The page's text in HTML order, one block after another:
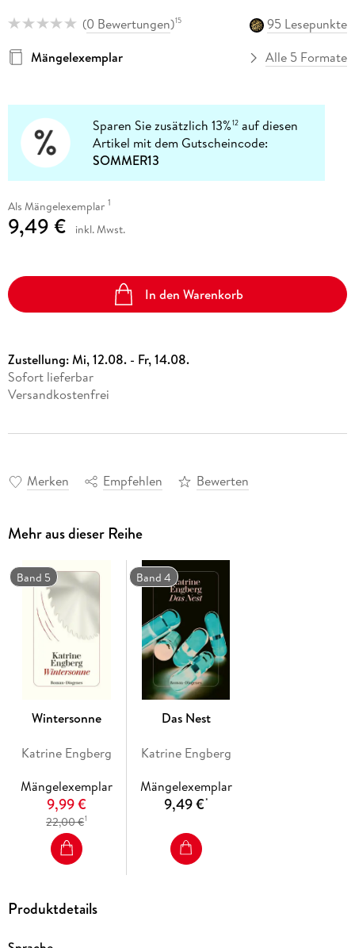
(0 Bewertungen)15
95 Lesepunkte
Mängelexemplar
Alle 5 Formate
Sparen Sie zusätzlich 13%12 auf diesen
Artikel mit dem Gutscheincode:
SOMMER13
Als Mängelexemplar 1
9,49 € inkl. Mwst.
In den Warenkorb
Zustellung:Mi, 12.08. - Fr, 14.08.
Sofort lieferbar
Versandkostenfrei
Merken Empfehlen Bewerten
Mehr aus dieser Reihe
Band 5
Wintersonne
Katrine Engberg
Mängelexemplar
9,99 €
22,00 €1
Band 4
Das Nest
Katrine Engberg
Mängelexemplar
9,49 €*
Produktdetails